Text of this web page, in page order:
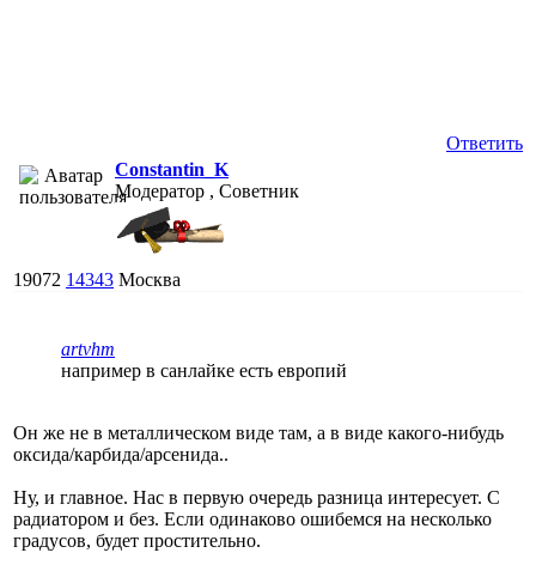
Ответить
Constantin_K
Модератор , Советник
19072 14343 Москва
artvhm
например в санлайке есть европий
Он же не в металлическом виде там, а в виде какого-нибудь
оксида/карбида/арсенида..
Ну, и главное. Нас в первую очередь разница интересует. С
радиатором и без. Если одинаково ошибемся на несколько
градусов, будет простительно.